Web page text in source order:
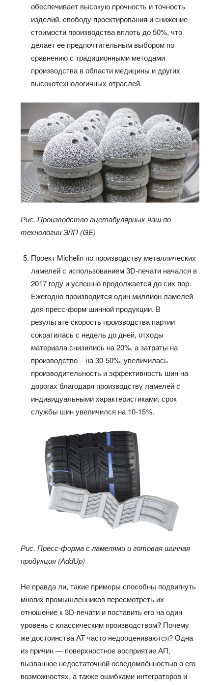
обеспечивает высокую прочность и точность
изделий, свободу проектирования и снижение
стоимости производства вплоть до 50%, что
делает ее предпочтительным выбором по
сравнению с традиционными методами
производства в области медицины и других
высокотехнологичных отраслей.
Рис. Производство ацетабулярных чаш по
технологии ЭЛП (GE)
Проект Michelin по производству металлических
ламелей с использованием 3D-печати начался в
2017 году и успешно продолжается до сих пор.
Ежегодно производится один миллион ламелей
для пресс-форм шинной продукции. В
результате скорость производства партии
сократилась с недель до дней, отходы
материала снизились на 20%, а затраты на
производство – на 30-50%, увеличилась
производительность и эффективность шин на
дорогах благодаря производству ламелей с
индивидуальными характеристиками, срок
службы шин увеличился на 10-15%.
Рис. Пресс-форма с ламелями и готовая шинная
продукция (AddUp)
Не правда ли, такие примеры способны подвигнуть
многих промышленников пересмотреть их
отношение к 3D-печати и поставить его на один
уровень с классическим производством? Почему
же достоинства АТ часто недооцениваются? Одна
из причин — поверхностное восприятие АП,
вызванное недостаточной осведомлённостью о его
возможностях, а также ошибками интеграторов и